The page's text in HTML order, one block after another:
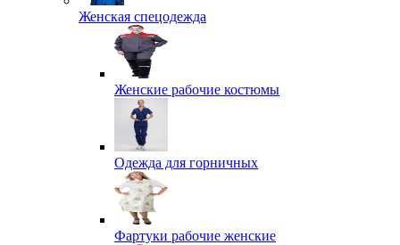
Женская спецодежда
Женские рабочие костюмы
Одежда для горничных
Фартуки рабочие женские